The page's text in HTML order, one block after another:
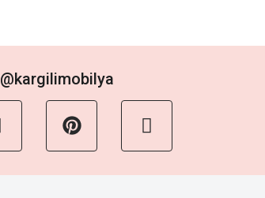
@kargilimobilya